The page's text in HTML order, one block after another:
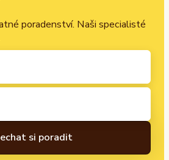
poradenství. Naši specialisté